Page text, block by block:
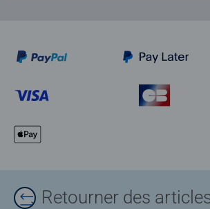
Retourner des